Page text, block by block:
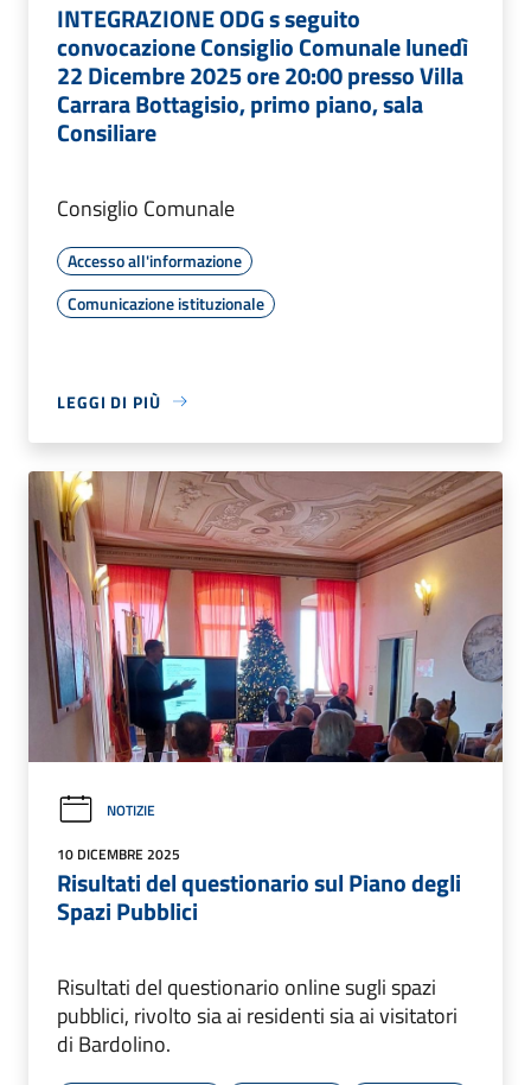
INTEGRAZIONE ODG s seguito
convocazione Consiglio Comunale lunedì
22 Dicembre 2025 ore 20:00 presso Villa
Carrara Bottagisio, primo piano, sala
Consiliare
Consiglio Comunale
Accesso all'informazione
Comunicazione istituzionale
LEGGI DI PIÙ
NOTIZIE
10 DICEMBRE 2025
Risultati del questionario sul Piano degli
Spazi Pubblici
Risultati del questionario online sugli spazi
pubblici, rivolto sia ai residenti sia ai visitatori
di Bardolino.